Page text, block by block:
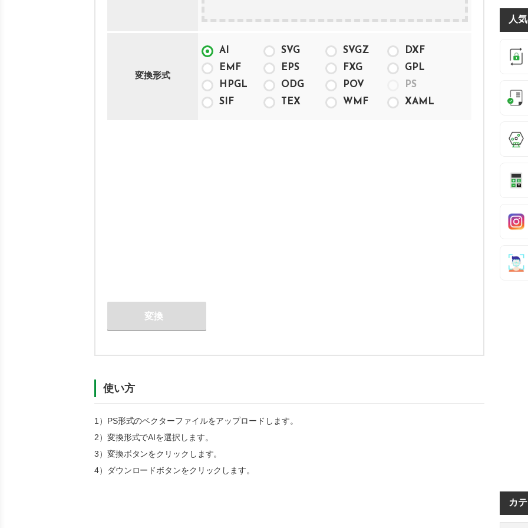
変換形式
AI SVG SVGZ
DXF
EMF
EPS FXG
GPL
HPGL
ODG POV
PS
SIF
TEX WMF XAML
変換
使い方
1） PS形式のベクターファイルをアップロードします。
2）変換形式でAIを選択します。
3）変換ボタンをクリックします。
4）ダウンロードボタンをクリックします。
人
カ